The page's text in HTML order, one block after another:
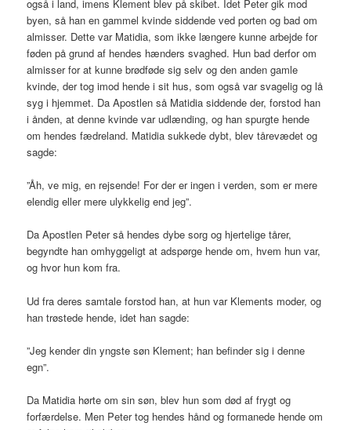
også i land, imens Klement blev på skibet. Idet Peter gik mod
byen, så han en gammel kvinde siddende ved porten og bad om
almisser. Dette var Matidia, som ikke længere kunne arbejde for
føden på grund af hendes hænders svaghed. Hun bad derfor om
almisser for at kunne brødføde sig selv og den anden gamle
kvinde, der tog imod hende i sit hus, som også var svagelig og lå
syg i hjemmet. Da Apostlen så Matidia siddende der, forstod han
i ånden, at denne kvinde var udlænding, og han spurgte hende
om hendes fædreland. Matidia sukkede dybt, blev tårevædet og
sagde:
”Åh, ve mig, en rejsende! For der er ingen i verden, som er mere
elendig eller mere ulykkelig end jeg”.
Da Apostlen Peter så hendes dybe sorg og hjertelige tårer,
begyndte han omhyggeligt at adspørge hende om, hvem hun var,
og hvor hun kom fra.
Ud fra deres samtale forstod han, at hun var Klements moder, og
han trøstede hende, idet han sagde:
”Jeg kender din yngste søn Klement; han befinder sig i denne
egn”.
Da Matidia hørte om sin søn, blev hun som død af frygt og
forfærdelse. Men Peter tog hendes hånd og formanede hende om